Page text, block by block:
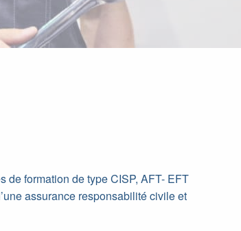
de formation de type CISP, AFT- EFT
assurance responsabilité civile et